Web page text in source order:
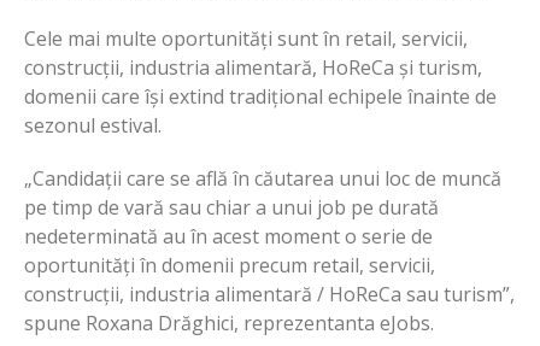
Cele mai multe oportunități sunt în retail, servicii,
construcții, industria alimentară, HoReCa și turism,
domenii care își extind tradițional echipele înainte de
sezonul estival.
„Candidații care se află în căutarea unui loc de muncă
pe timp de vară sau chiar a unui job pe durată
nedeterminată au în acest moment o serie de
oportunități în domenii precum retail, servicii,
construcții, industria alimentară / HoReCa sau turism”,
spune Roxana Drăghici, reprezentanta eJobs.